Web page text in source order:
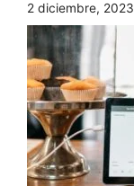
2 diciembre, 2023